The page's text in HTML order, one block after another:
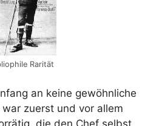
Rarität
an keine gewöhnliche
zuerst und vor allem
die den Chef selbst